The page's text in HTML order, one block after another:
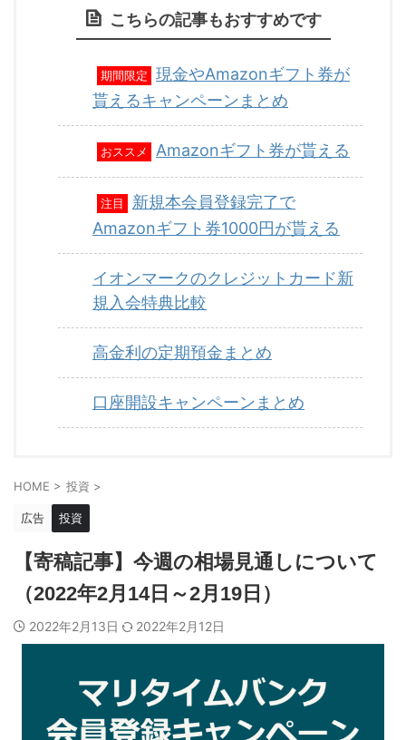
こちらの記事もおすすめです
期間限定
現金やAmazonギフト券が
貰えるキャンペーンまとめ
おススメ Amazonギフト券が貰える
注目
新規本会員登録完了で
Amazonギフト券1000円が貰える
イオンマークのクレジットカード新
規入会特典比較
高金利の定期預金まとめ
口座開設キャンペーンまとめ
HOME > 投資 >
広告 投資
【寄稿記事】今週の相場見通しについて
（2022年2月14日～2月19日）
2022年2月13日 2022年2月12日